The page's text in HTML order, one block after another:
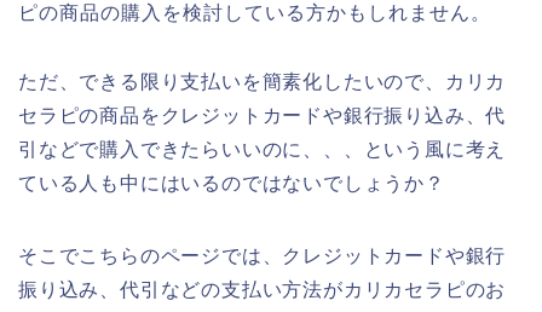
ピの商品の購入を検討している方かもしれません。
ただ、できる限り支払いを簡素化したいので、カリカ
セラピの商品をクレジットカードや銀行振り込み、代
引などで購入できたらいいのに、、、という風に考え
ている人も中にはいるのではないでしょうか？
そこでこちらのページでは、クレジットカードや銀行
振り込み、代引などの支払い方法がカリカセラピのお